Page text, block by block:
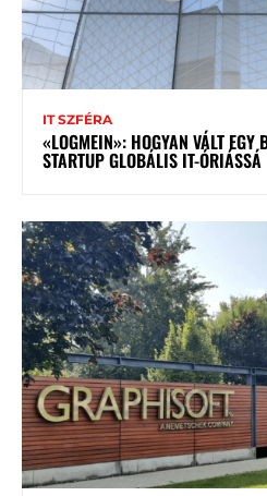
IT SZFÉRA
«LOGMEIN»: HOGYAN VÁLT EGY
STARTUP GLOBÁLIS IT-ÓRIÁSSÁ